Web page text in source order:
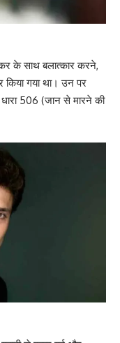
के साथ बलात्कार करने,
गया था। उन पर
506 (जान से मारने की